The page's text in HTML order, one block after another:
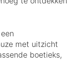
met uitzicht
boetieks,